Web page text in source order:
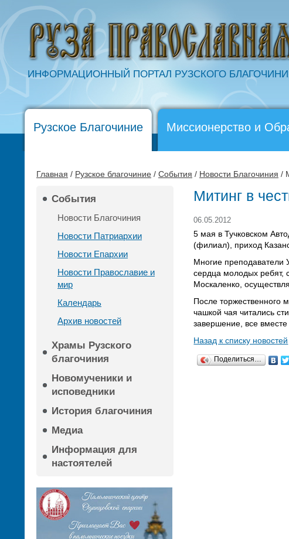
ИНФОРМАЦИОННЫЙ ПОРТАЛ РУЗСКОГО
Рузское Благочиние Миссионерство и
Главная / Рузское благочиние / События / Новости Благочиния /
События
Новости Благочиния
Новости Патриархии
Новости Епархии
Новости Православие и
мир
Календарь
Архив новостей
Храмы Рузского
благочиния
Новомученики и
исповедники
История благочиния
Медиа
Информация для
настоятелей
Митинг в
06.05.2012
5 мая в Тучковском
(филиал), приход
Многие преподаватели
сердца молодых ребят,
Москаленко,
После торжественного
чашкой чая читались
завершение, все
Назад к списку новостей
Поделиться…